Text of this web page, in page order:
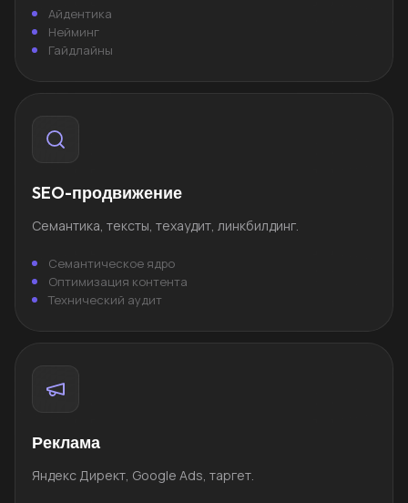
Айдентика
Нейминг
Гайдлайны
SEO-продвижение
Семантика, тексты, техаудит, линкбилдинг.
Семантическое ядро
Оптимизация контента
Технический аудит
Реклама
Яндекс Директ, Google Ads, таргет.